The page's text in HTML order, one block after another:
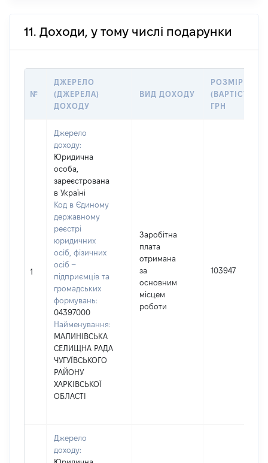
11. Доходи, у тому числі подарунки
№
ДЖЕРЕЛО
(ДЖЕРЕЛА)
ДОХОДУ
ВИД ДОХОДУ
РОЗМІР
(ВАРТІСТЬ),
ГРН
1
Джерело
доходу:
Юридична
особа,
зареєстрована
в Україні
Код в Єдиному
державному
реєстрі
юридичних
осіб, фізичних
осіб –
підприємців та
громадських
формувань:
04397000
Найменування:
МАЛИНІВСЬКА
СЕЛИЩНА РАДА
ЧУГУЇВСЬКОГО
РАЙОНУ
ХАРКІВСЬКОЇ
ОБЛАСТІ
Заробітна
плата
отримана
за
основним
місцем
роботи
103947
Джерело
доходу: